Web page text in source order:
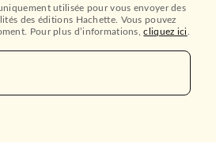
utilisée pour vous envoyer des
des éditions Hachette. Vous pouvez
Pour plus d’informations,cliquez ici